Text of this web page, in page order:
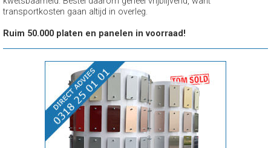
transportkosten gaan altijd in overleg.
Ruim 50.000 platen en panelen in voorraad!